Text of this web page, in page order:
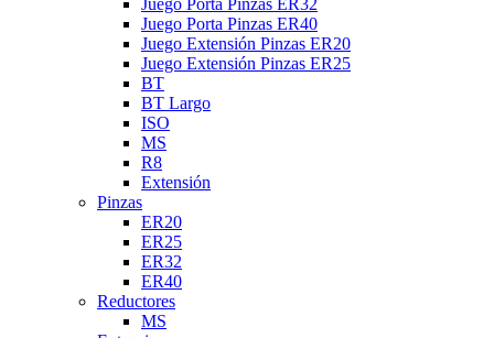
Juego Porta Pinzas ER40
Juego Extensión Pinzas ER20
Juego Extensión Pinzas ER25
BT
BT Largo
ISO
MS
R8
Extensión
Pinzas
ER20
ER25
ER32
ER40
Reductores
MS